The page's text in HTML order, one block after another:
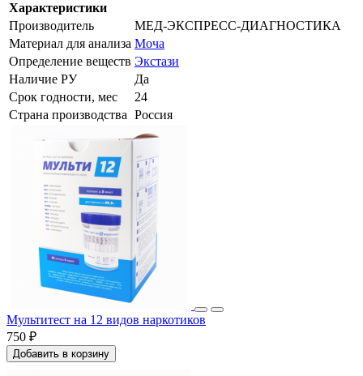
Характеристики
Производитель
МЕД-ЭКСПРЕСС-ДИАГНОСТИКА
Материал для анализа Моча
Определение веществ Экстази
Наличие РУ
Да
Срок годности, мес
24
Страна производства Россия
Мультитест на 12 видов наркотиков
750 ₽
Добавить в корзину